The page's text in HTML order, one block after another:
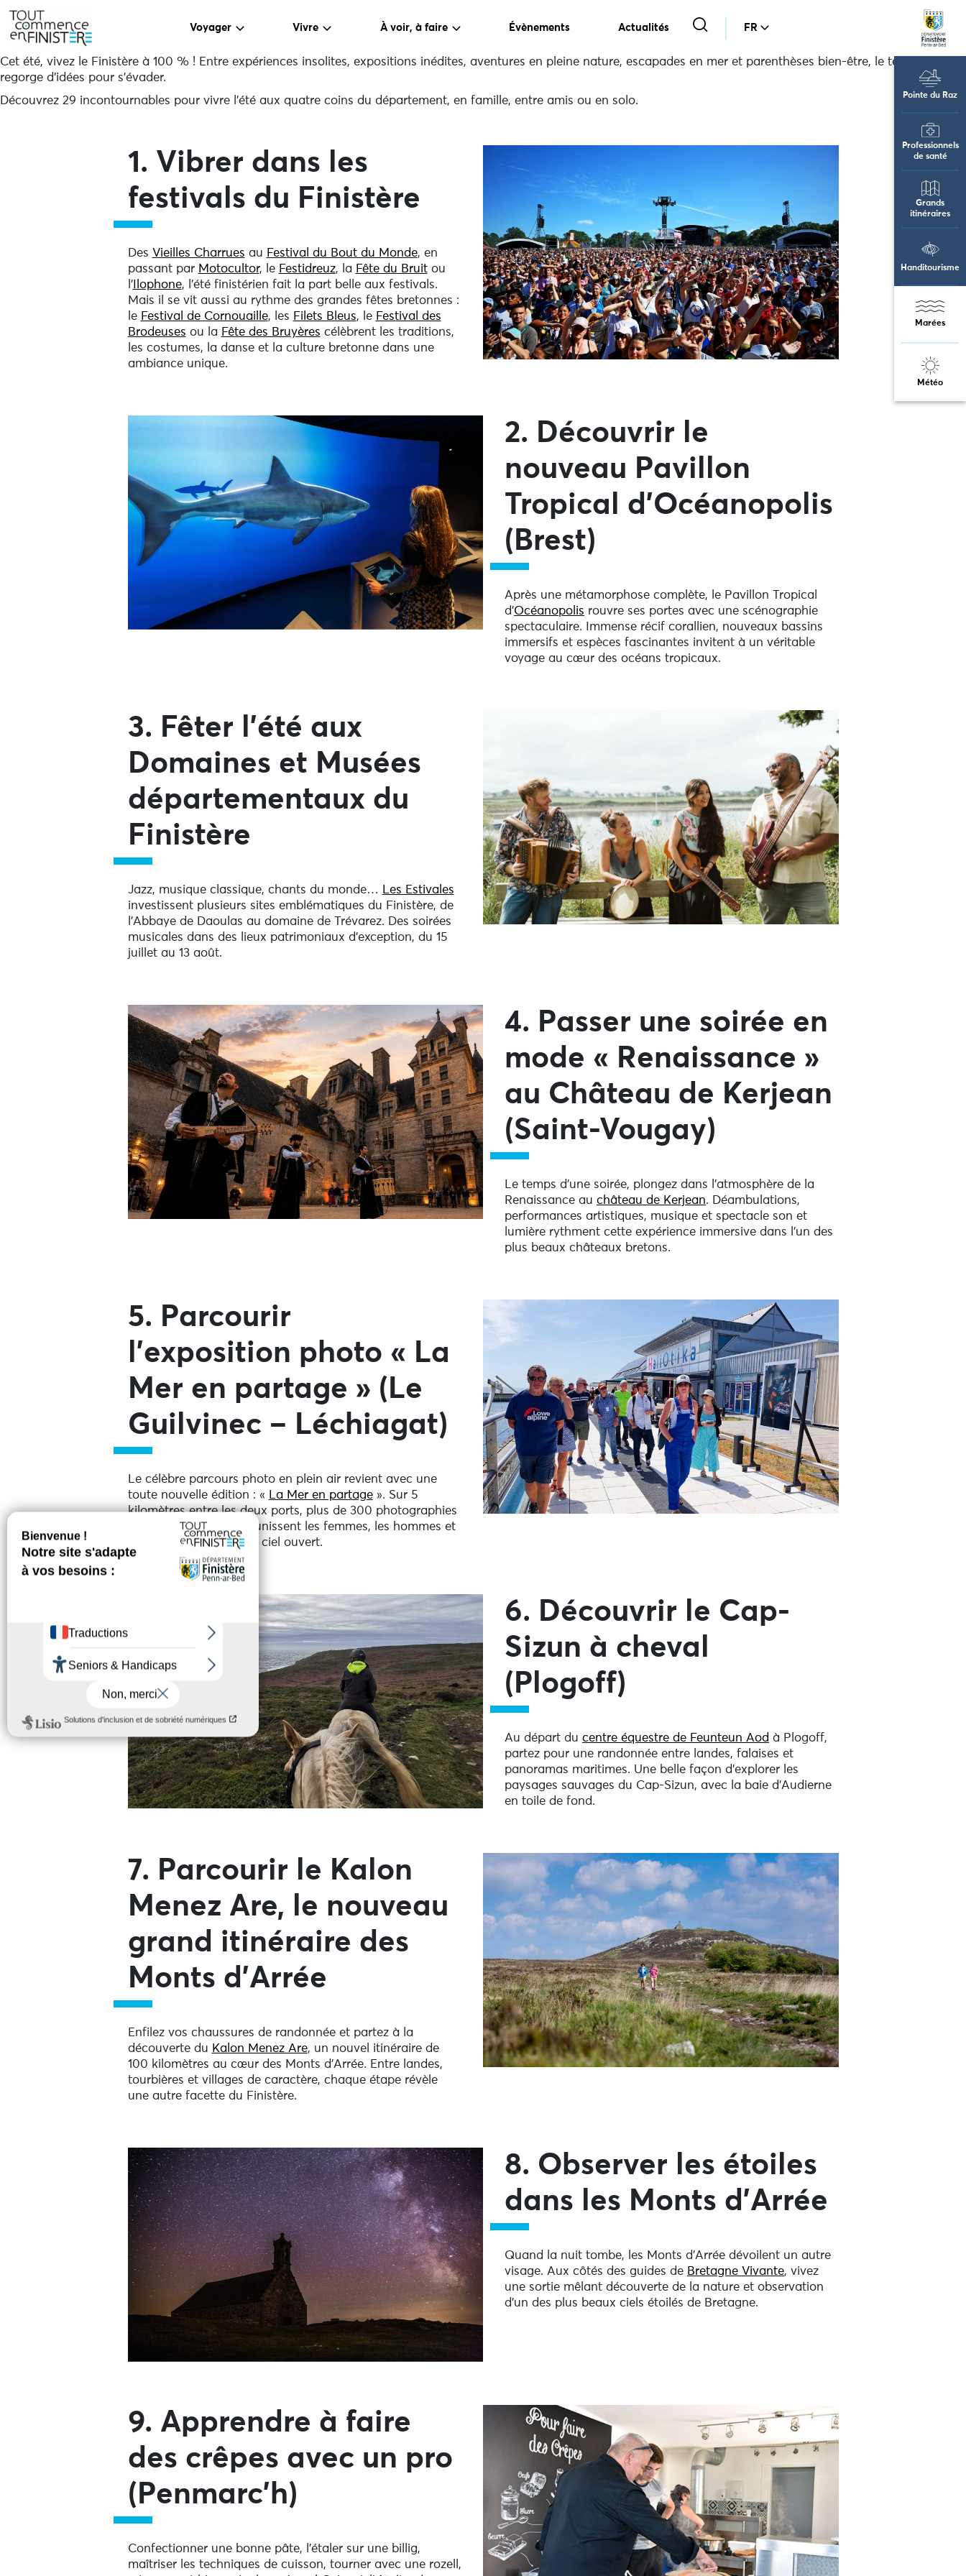
Voyager Vivre À voir, à faire Évènements Actualités FR
Pointe du Raz
Professionnels
de santé
Grands
itinéraires
Handitourisme
Marées
Météo
Cet été, vivez le Finistère à 100 % ! Entre expériences insolites, expositions inédites, aventures en pleine nature, escapades en mer et parenthèses bien-être, le territoire
regorge d’idées pour s’évader.
Découvrez 29 incontournables pour vivre l’été aux quatre coins du département, en famille, entre amis ou en solo.
1. Vibrer dans les
festivals du Finistère
Des Vieilles Charrues au Festival du Bout du Monde, en
passant par Motocultor, le Festidreuz, la Fête du Bruitou
l’Ilophone, l’été finistérien fait la part belle aux festivals.
Mais il se vit aussi au rythme des grandes fêtes bretonnes :
le Festival de Cornouaille, les Filets Bleus, le Festival des
Brodeuses ou la Fête des Bruyères célèbrent les traditions,
les costumes, la danse et la culture bretonne dans une
ambiance unique.
2. Découvrir le
nouveau Pavillon
Tropical d’Océanopolis
(Brest)
Après une métamorphose complète, le Pavillon Tropical
d’Océanopolis rouvre ses portes avec une scénographie
spectaculaire. Immense récif corallien, nouveaux bassins
immersifs et espèces fascinantes invitent à un véritable
voyage au cœur des océans tropicaux.
3. Fêter l’été aux
Domaines et Musées
départementaux du
Finistère
Jazz, musique classique, chants du monde… Les Estivales
investissent plusieurs sites emblématiques du Finistère, de
l’Abbaye de Daoulas au domaine de Trévarez. Des soirées
musicales dans des lieux patrimoniaux d’exception, du 15
juillet au 13 août.
4. Passer une soirée en
mode « Renaissance »
au Château de Kerjean
(Saint-Vougay)
Le temps d’une soirée, plongez dans l’atmosphère de la
Renaissance au château de Kerjean. Déambulations,
performances artistiques, musique et spectacle son et
lumière rythment cette expérience immersive dans l’un des
plus beaux châteaux bretons.
5. Parcourir
l’exposition photo « La
Mer en partage » (Le
Guilvinec – Léchiagat)
Le célèbre parcours photo en plein air revient avec une
toute nouvelle édition : « La Mer en partage». Sur 5
kilomètres entre les deux ports, plus de 300 photographies
racontent les liens qui unissent les femmes, les hommes et
la mer dans un décor à ciel ouvert.
6. Découvrir le Cap-
Sizun à cheval
(Plogoff)
Au départ du centre équestre de Feunteun Aod à Plogoff,
partez pour une randonnée entre landes, falaises et
panoramas maritimes. Une belle façon d’explorer les
paysages sauvages du Cap-Sizun, avec la baie d’Audierne
en toile de fond.
7. Parcourir le Kalon
Menez Are, le nouveau
grand itinéraire des
Monts d’Arrée
Enfilez vos chaussures de randonnée et partez à la
découverte du Kalon Menez Are, un nouvel itinéraire de
100 kilomètres au cœur des Monts d’Arrée. Entre landes,
tourbières et villages de caractère, chaque étape révèle
une autre facette du Finistère.
8. Observer les étoiles
dans les Monts d’Arrée
Quand la nuit tombe, les Monts d’Arrée dévoilent un autre
visage. Aux côtés des guides de Bretagne Vivante, vivez
une sortie mêlant découverte de la nature et observation
d’un des plus beaux ciels étoilés de Bretagne.
9. Apprendre à faire
des crêpes avec un pro
(Penmarc’h)
Confectionner une bonne pâte, l’étaler sur une billig,
maîtriser les techniques de cuisson, tourner avec une rozell,